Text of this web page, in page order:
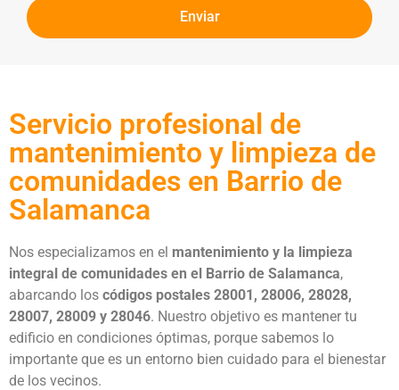
Enviar
Servicio profesional de
mantenimiento y limpieza de
comunidades en Barrio de
Salamanca
Nos especializamos en el mantenimiento y la limpieza
integral de comunidades en el Barrio de Salamanca,
abarcando los códigos postales 28001, 28006, 28028,
28007, 28009 y 28046. Nuestro objetivo es mantener tu
edificio en condiciones óptimas, porque sabemos lo
importante que es un entorno bien cuidado para el bienestar
de los vecinos.